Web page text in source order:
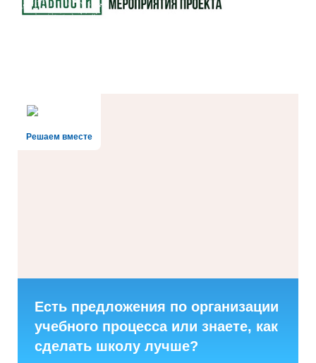
Решаем вместе
Есть предложения по организации
учебного процесса или знаете, как
сделать школу лучше?